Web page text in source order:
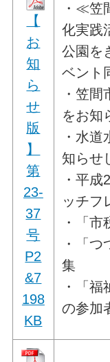
【
お
知
ら
せ
版
】
第
23-
37
号
P2
&7
198
KB
・≪笠
化実践
公園を
ベント
・笠
をお知
・水
知らせ
・平
ッチフ
・「
・「
集
・「福
の参加